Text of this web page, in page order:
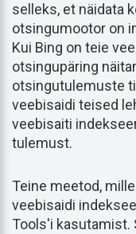
selleks, et näidata
otsingumootor on
Kui Bing on teie
otsingupäring
otsingutulemuste
veebisaidi teised
veebisaiti
tulemust.
Teine meetod,
veebisaidi
Tools'i kasutamist.